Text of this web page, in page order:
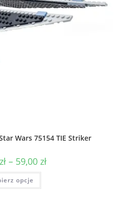
Wars 75154 TIE Striker
zł – 59,00 złZakres
opcje
Ten
ma